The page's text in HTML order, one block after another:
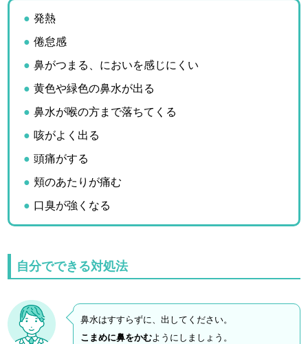
発熱
倦怠感
鼻がつまる、においを感じにくい
黄色や緑色の鼻水が出る
鼻水が喉の方まで落ちてくる
咳がよく出る
頭痛がする
頬のあたりが痛む
口臭が強くなる
自分でできる対処法
鼻水はすすらずに、出してください。
こまめに鼻をかむようにしましょう。